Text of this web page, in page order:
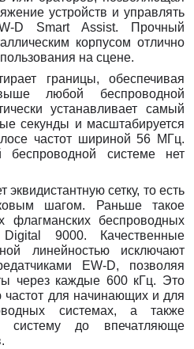
устройств и управлять
D Smart Assist. Прочный
корпусом отлично
на сцене.
границы, обеспечивая
любой беспроводной
устанавливает самый
секунды и масштабируется
частот шириной 56 МГц.
системе нет
сетку, то есть
шагом. Раньше такое
флагманских беспроводных
9000. Качественные
линейностью исключают
EW-D, позволяя
через каждые 600 кГц. Это
для начинающих и для
системах, а также
систему до впечатляюще